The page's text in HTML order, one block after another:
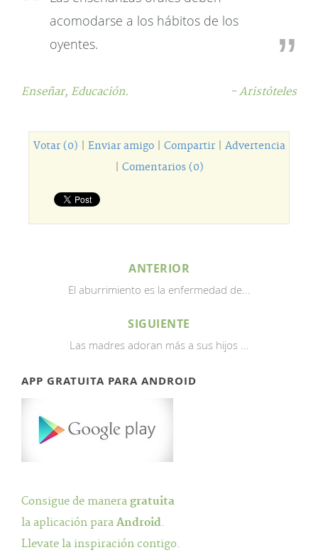
acomodarse a los hábitos de los
oyentes.
Enseñar, Educación. - Aristóteles
Votar (0) Enviar amigo| Compartir| Advertencia
Comentarios (0)
ANTERIOR
El aburrimiento es la enfermedad de...
SIGUIENTE
Las madres adoran más a sus hijos ...
APP GRATUITA PARA ANDROID
Consigue de manera gratuita
la aplicación para Android.
Llevate la inspiración contigo.